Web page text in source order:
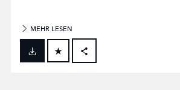
MEHR LESEN
FACEBOOK